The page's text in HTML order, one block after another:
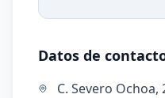
Datos de
C. Severo